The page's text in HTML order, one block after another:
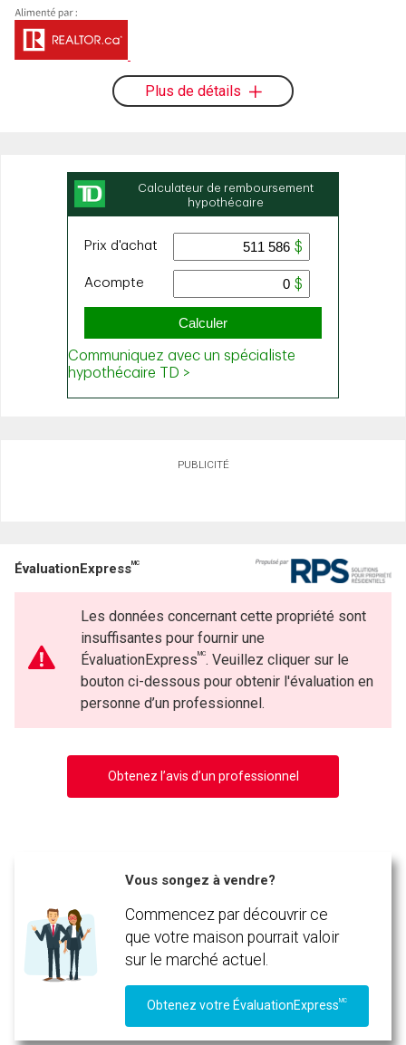
Plus de détails
PUBLICITÉ
ÉvaluationExpressMC
Les données concernant cette propriété sont
insuffisantes pour fournir une
ÉvaluationExpressMC. Veuillez cliquer sur le
bouton ci-dessous pour obtenir l'évaluation en
personne d’un professionnel.
Obtenez l’avis d’un professionnel
Vous songez à vendre?
Commencez par découvrir ce
que votre maison pourrait valoir
sur le marché actuel.
Obtenez votre ÉvaluationExpressMC